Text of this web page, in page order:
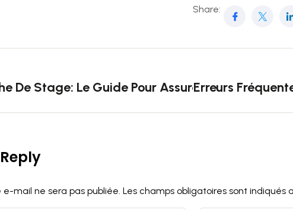
Share:
De Stage: Le Guide Pour Assurer Votre Succès
Erreurs
e-mail ne sera pas publiée. Les champs obligatoires sont indiqués